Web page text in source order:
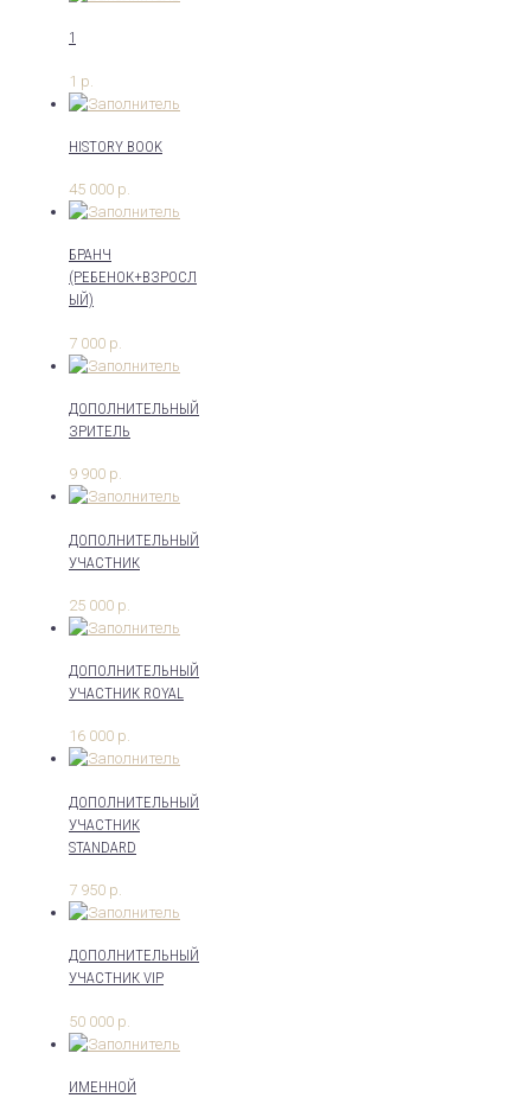
1
1 р.
HISTORY BOOK
45 000 р.
БРАНЧ
(РЕБЕНОК+ВЗРОСЛ
ЫЙ)
7 000 р.
ДОПОЛНИТЕЛЬНЫЙ
ЗРИТЕЛЬ
9 900 р.
ДОПОЛНИТЕЛЬНЫЙ
УЧАСТНИК
25 000 р.
ДОПОЛНИТЕЛЬНЫЙ
УЧАСТНИК ROYAL
16 000 р.
ДОПОЛНИТЕЛЬНЫЙ
УЧАСТНИК
STANDARD
7 950 р.
ДОПОЛНИТЕЛЬНЫЙ
УЧАСТНИК VIP
50 000 р.
ИМЕННОЙ